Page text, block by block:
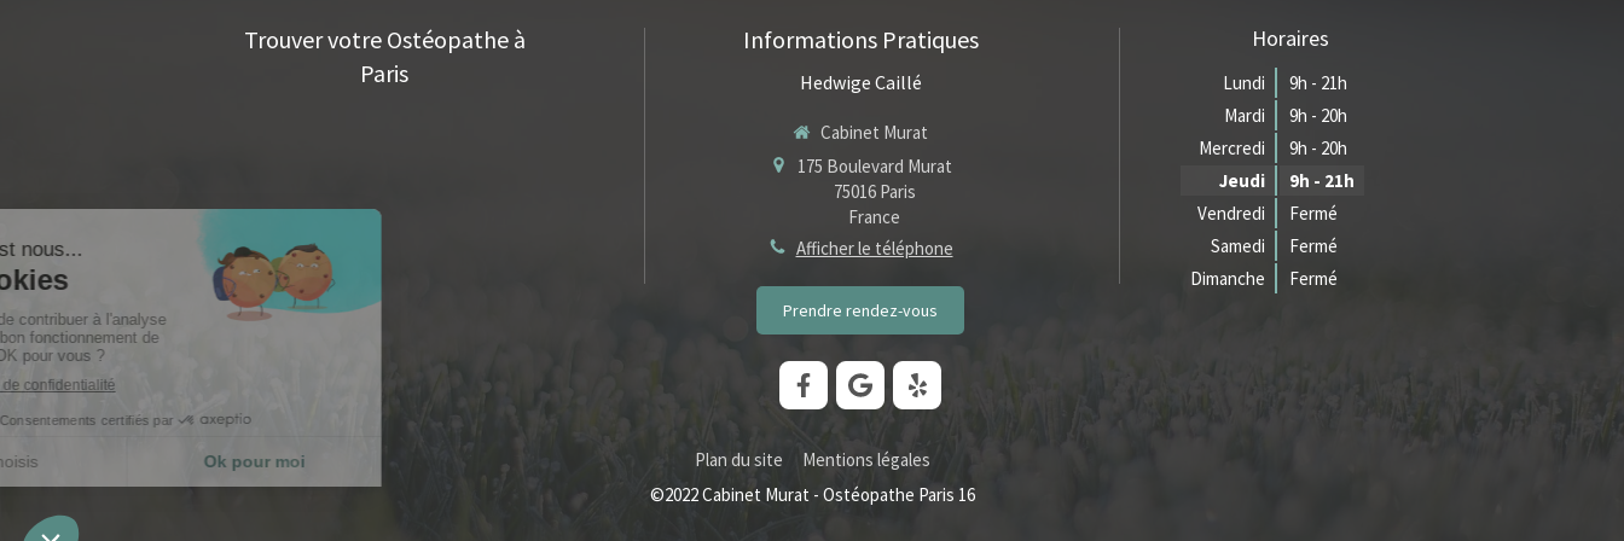
Trouver votre Ostéopathe à
Paris
Informations Pratiques
Hedwige Caillé
Cabinet Murat
175 Boulevard Murat
75016 Paris
France
Afficher le téléphone
Prendre rendez-vous
Horaires
Lundi
9h - 21h
Mardi
9h - 20h
Mercredi
9h - 20h
Jeudi
9h - 21h
Vendredi
Fermé
Samedi
Fermé
Dimanche
Fermé
Plan du site
Mentions légales
©2022 Cabinet Murat - Ostéopathe Paris 16